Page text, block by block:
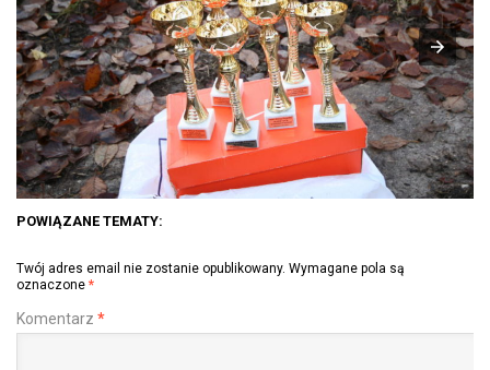
POWIĄZANE TEMATY:
Twój adres email nie zostanie opublikowany. Wymagane pola są
oznaczone *
Komentarz *